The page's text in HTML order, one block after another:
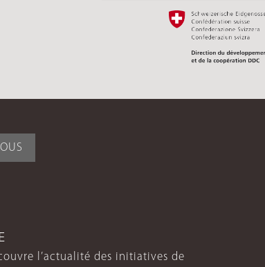
l’actualité des initiatives de